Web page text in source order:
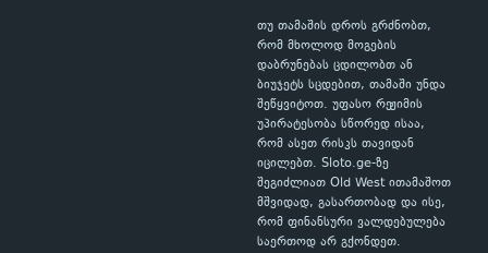
თუ თამაშის დროს გრძნობთ,
რომ მხოლოდ მოგების
დაბრუნებას ცდილობთ ან
ბიუჯეტს სცდებით, თამაში უნდა
შეწყვიტოთ. უფასო რეჟიმის
უპირატესობა სწორედ ისაა,
რომ ასეთ რისკს თავიდან
იცილებთ. Sloto.ge-ზე
შეგიძლიათ Old West ითამაშოთ
მშვიდად, გასართობად და ისე,
რომ ფინანსური ვალდებულება
საერთოდ არ გქონდეთ.